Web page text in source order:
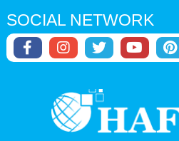
SOCIAL NETWORK